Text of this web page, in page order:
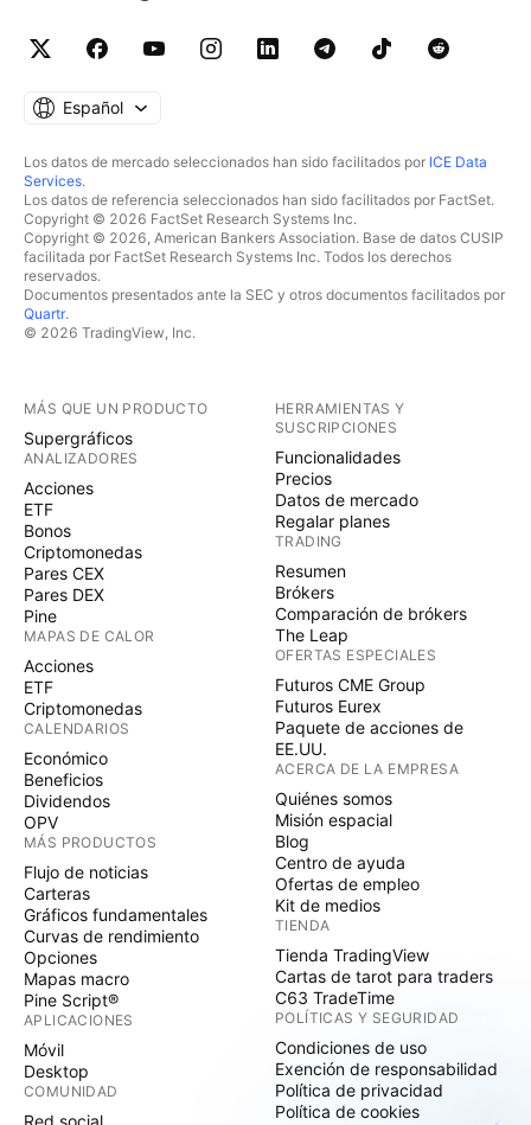
Español
Los datos de mercado seleccionados han sido facilitados por ICE Data
Services.
Los datos de referencia seleccionados han sido facilitados por FactSet.
Copyright © 2026 FactSet Research Systems Inc.
Copyright © 2026, American Bankers Association. Base de datos CUSIP
facilitada por FactSet Research Systems Inc. Todos los derechos
reservados.
Documentos presentados ante la SEC y otros documentos facilitados por
Quartr.
© 2026 TradingView, Inc.
MÁS QUE UN PRODUCTO
Supergráficos
ANALIZADORES
Acciones
ETF
Bonos
Criptomonedas
Pares CEX
Pares DEX
Pine
MAPAS DE CALOR
Acciones
ETF
Criptomonedas
CALENDARIOS
Económico
Beneficios
Dividendos
OPV
MÁS PRODUCTOS
Flujo de noticias
Carteras
Gráficos fundamentales
Curvas de rendimiento
Opciones
Mapas macro
Pine Script®
APLICACIONES
Móvil
Desktop
COMUNIDAD
Red social
HERRAMIENTAS Y
SUSCRIPCIONES
Funcionalidades
Precios
Datos de mercado
Regalar planes
TRADING
Resumen
Brókers
Comparación de brókers
The Leap
OFERTAS ESPECIALES
Futuros CME Group
Futuros Eurex
Paquete de acciones de
EE.UU.
ACERCA DE LA EMPRESA
Quiénes somos
Misión espacial
Blog
Centro de ayuda
Ofertas de empleo
Kit de medios
TIENDA
Tienda TradingView
Cartas de tarot para traders
C63 TradeTime
POLÍTICAS Y SEGURIDAD
Condiciones de uso
Exención de responsabilidad
Política de privacidad
Política de cookies